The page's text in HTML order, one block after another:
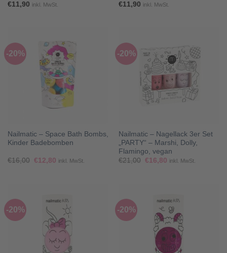
€11,90 inkl. MwSt. €11,90 inkl. MwSt.
-20%
Nailmatic – Space Bath Bombs,
Kinder Badebomben
€16,00 Ursprünglicher
€12,80Aktueller
inkl. MwSt.
-20%
Nailmatic – Nagellack 3er Set
„PARTY“ – Marshi, Dolly,
Flamingo, vegan
€21,00 Ursprünglicher
€16,80Aktueller
inkl. MwSt.
-20% -20%